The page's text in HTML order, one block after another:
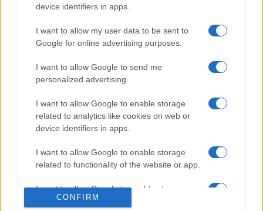
device identifiers in apps.
I want to allow my user data to be sent to
Google for online advertising purposes.
I want to allow Google to send me
personalized advertising.
I want to allow Google to enable storage
related to analytics like cookies on web or
device identifiers in apps.
I want to allow Google to enable storage
related to functionality of the website or app.
I want to allow Google to enable storage
related to personalization.
CONFIRM
hozott Bárdy számára.
1958-ban Jászai Mari-díjat kapott. 1983-ban érdemes
Andor-emlékdíjat. 1991-ben a Magyar Köztársaság
Köztársasági Érdemrend Középkeresztjét kapta, 2000-ben
kiváló művész lett. 2003-ban a 34. Magyar Filmszemle
választották. 2006-ban ismét megkapta a Magyar
Köztársasági Érdemrend középkeresztjét a csillaggal. 2008-
ban elnyerte a Gundel Művészeti Díjat.